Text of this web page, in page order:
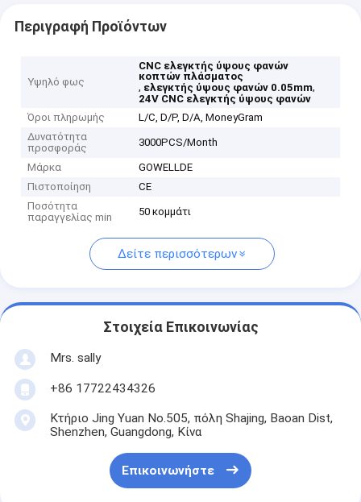
Περιγραφή Προϊόντων
Υψηλό φως
CNC ελεγκτής ύψους φανών
κοπτών πλάσματος
, ελεγκτής ύψους φανών 0.05mm,
24V CNC ελεγκτής ύψους φανών
Όροι πληρωμής
L/C, D/P, D/A, MoneyGram
Δυνατότητα
προσφοράς
3000PCS/Month
Μάρκα
GOWELLDE
Πιστοποίηση
CE
Ποσότητα
παραγγελίας min
50 κομμάτι
Δείτε περισσότερων
Στοιχεία Επικοινωνίας
Mrs. sally
+86 17722434326
Κτήριο Jing Yuan No.505, πόλη Shajing, Baoan Dist,
Shenzhen, Guangdong, Κίνα
Επικοινωνήστε